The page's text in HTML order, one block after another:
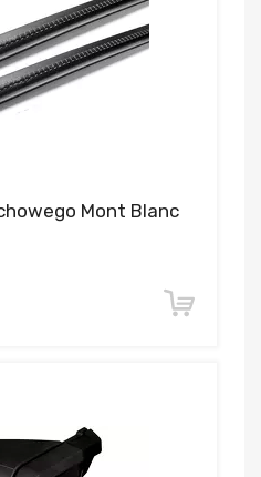
Mont Blanc